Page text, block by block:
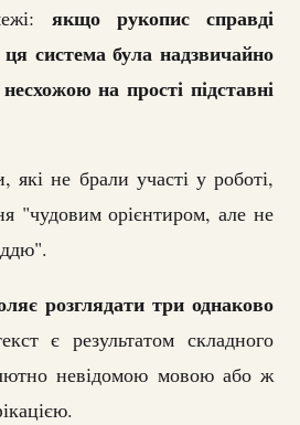
якщо рукопис справді
система була надзвичайно
на прості підставні
які не брали участі у роботі,
"чудовим орієнтиром, але не
розглядати три однаково
є результатом складного
невідомою мовою або ж